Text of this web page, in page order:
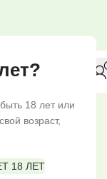
18 лет или
возраст,
18 ЛЕТ